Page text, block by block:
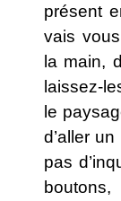
présent
vais
la main,
laissez-
le
d’aller
pas